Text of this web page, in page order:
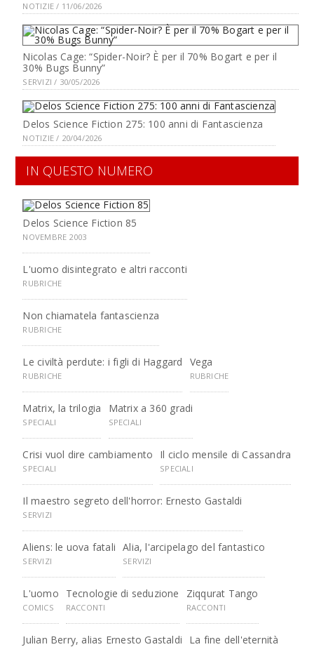
NOTIZIE / 11/06/2026
Nicolas Cage: “Spider-Noir? È per il 70% Bogart e per il
30% Bugs Bunny”
SERVIZI / 30/05/2026
Delos Science Fiction 275: 100 anni di Fantascienza
NOTIZIE / 20/04/2026
IN QUESTO NUMERO
Delos Science Fiction 85
NOVEMBRE 2003
L'uomo disintegrato e altri racconti
RUBRICHE
Non chiamatela fantascienza
RUBRICHE
Le civiltà perdute: i figli di Haggard
RUBRICHE
Vega
RUBRICHE
Matrix, la trilogia
SPECIALI
Matrix a 360 gradi
SPECIALI
Crisi vuol dire cambiamento
SPECIALI
Il ciclo mensile di Cassandra
SPECIALI
Il maestro segreto dell'horror: Ernesto Gastaldi
SERVIZI
Aliens: le uova fatali
SERVIZI
Alia, l'arcipelago del fantastico
SERVIZI
L'uomo
COMICS
Tecnologie di seduzione
RACCONTI
Ziqqurat Tango
RACCONTI
Julian Berry, alias Ernesto Gastaldi La fine dell'eternità